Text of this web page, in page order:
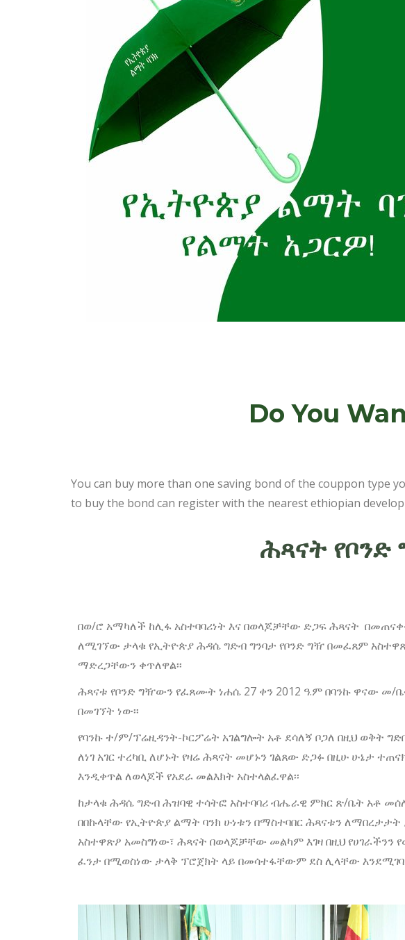
Do You
You can buy more than one saving bond of the couppon type
to buy the bond can register with the nearest ethiopian
ሕጻናት
በወ/ሮ አማካለች ከሊፋ አስተባባሪነት እና በወላጆቻቸው ድጋፍ ሕጻናት
ለሚገኘው ታላቁ የኢትዮጵያ ሕዳሴ ግድብ ግንባታ የቦንድ ግዥ በመፈጸም
ማድረጋቸውን ቀጥለዋል፡፡
ሕጻናቱ የቦንድ ግዥውን የፈጸሙት ነሐሴ 27 ቀን 2012 ዓ.ም በባንኩ ዋናው መ/
በመገኘት ነው፡፡
የባንኩ ተ/ም/ፕሬዚዳንት-ኮርፖሬት አገልግሎት አቶ ደሳለኝ ቦጋለ በዚህ ወቅት
ለነገ አገር ተረካቢ ለሆኑት የዛሬ ሕጻናት መሆኑን ገልጸው ድጋፉ በዚሁ ሁኔታ
እንዲቀጥል ለወላጆች የአደራ መልእክት አስተላልፈዋል፡፡
ከታላቁ ሕዳሴ ግድብ ሕዝባዊ ተሳትፎ አስተባባሪ ብሔራዊ ምክር ጽ/ቤት አቶ
በበኩላቸው የኢትዮጵያ ልማት ባንክ ሁነቱን በማስተባበር ሕጻናቱን ለማበረታታት
አስተዋጽዖ አመስግነው፣ ሕጻናት በወላጆቻቸው መልካም እገዛ በዚህ የሀገራችንን
ፈንታ በሚወስነው ታላቅ ፕሮጀክት ላይ በመሳተፋቸውም ደስ ሊላቸው እንደሚገባ